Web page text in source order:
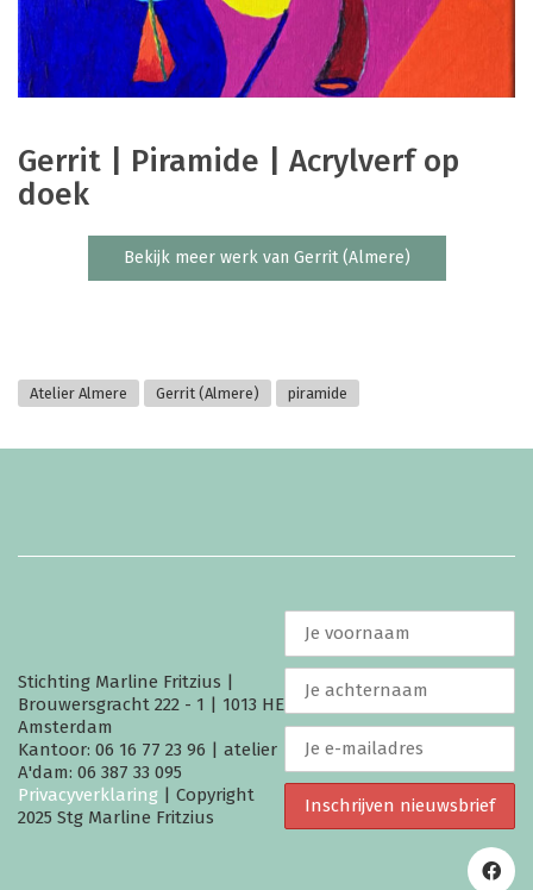
Gerrit | Piramide | Acrylverf op
doek
Bekijk meer werk van Gerrit (Almere)
Atelier Almere Gerrit (Almere) piramide
Stichting Marline Fritzius |
Brouwersgracht 222 - 1 | 1013 HE
Amsterdam
Kantoor: 06 16 77 23 96 | atelier
A'dam: 06 387 33 095
Privacyverklaring | Copyright
2025 Stg Marline Fritzius